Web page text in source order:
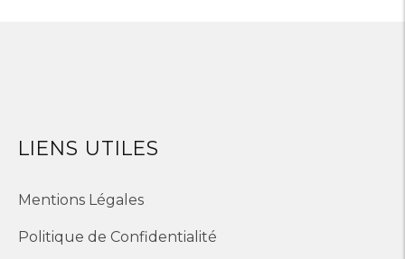
LIENS UTILES
Mentions Légales
Politique de Confidentialité